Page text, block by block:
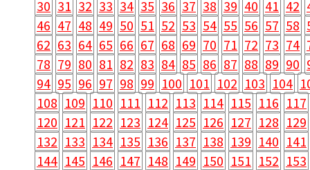
30 31 32 33 34 35 36 37 38 39 40 41 42
46 47 48 49 50 51 52 53 54 55 56 57 58
62 63 64 65 66 67 68 69 70 71 72 73 74
78 79 80 81 82 83 84 85 86 87 88 89 90
94 95 96 97 98 99 100 101 102 103 104
108 109 110 111 112 113 114 115 116 117
120 121 122 123 124 125 126 127 128 129
132 133 134 135 136 137 138 139 140 141
144 145 146 147 148 149 150 151 152 153